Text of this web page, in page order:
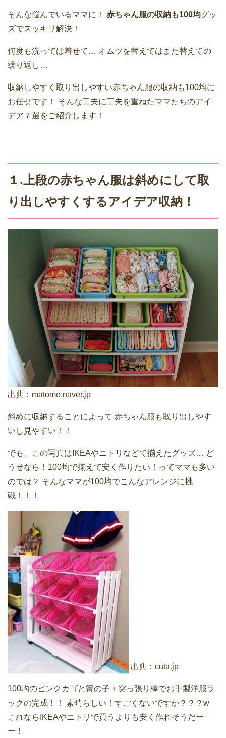
そんな悩んでいるママに！ 赤ちゃん服の収納も100均グッ
ズでスッキリ解決！
何度も洗っては着せて… オムツを替えてはまた替えての
繰り返し…
収納しやすく取り出しやすい赤ちゃん服の収納も100均に
お任せです！
そんな工夫に工夫を重ねたママたちのアイ
デア７選をご紹介します！
１.上段の赤ちゃん服は斜めにして取
り出しやすくするアイデア収納！
出典： matome.naver.jp
斜めに収納することによって 赤ちゃん服も取り出しやす
いし見やすい！！
でも、この写真はIKEAやニトリなどで揃えたグッズ… ど
うせなら！100均で揃えて安く作りたい！ってママも多い
のでは？ そんなママが100均でこんなアレンジに挑
戦！！！
出典： cuta.jp
100均のピンクカゴと簀の子＋突っ張り棒でお手製洋服ラ
ックの完成！！
素晴らしい！すごくないですか？？？w
これならIKEAやニトリで買うよりも安く作れそうだー
ー！